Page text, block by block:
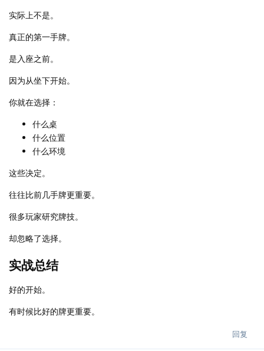
实际上不是。
真正的第一手牌。
是入座之前。
因为从坐下开始。
你就在选择：
什么桌
什么位置
什么环境
这些决定。
往往比前几手牌更重要。
很多玩家研究牌技。
却忽略了选择。
实战总结
好的开始。
有时候比好的牌更重要。
回复